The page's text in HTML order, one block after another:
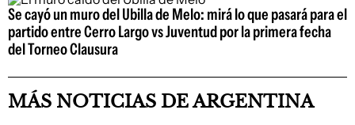
Se cayó un muro del Ubilla de Melo: mirá lo que pasará para el
partido entre Cerro Largo vs Juventud por la primera fecha
del Torneo Clausura
MÁS NOTICIAS DE ARGENTINA